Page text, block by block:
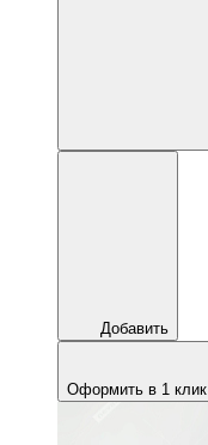
Добавить
Оформить в 1 клик